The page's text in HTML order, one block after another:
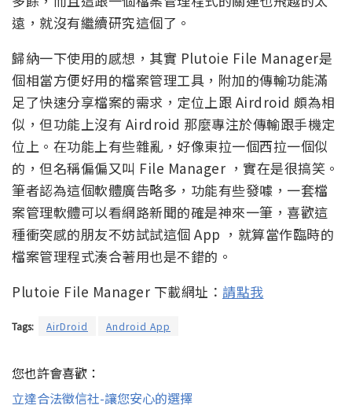
遠，就沒有繼續研究這個了。
歸納一下使用的感想，其實 Plutoie File Manager是
個相當方便好用的檔案管理工具，附加的傳輸功能滿
足了快速分享檔案的需求，定位上跟 Airdroid 頗為相
似，但功能上沒有 Airdroid 那麼專注於傳輸跟手機定
位上。在功能上有些雜亂，好像東拉一個西拉一個似
的，但名稱偏偏又叫 File Manager ，實在是很搞笑。
筆者認為這個軟體廣告略多，功能有些發噱，一套檔
案管理軟體可以看網路新聞的確是神來一筆，喜歡這
種衝突感的朋友不妨試試這個 App ，就算當作臨時的
檔案管理程式湊合著用也是不錯的。
Plutoie File Manager 下載網址： 請點我
Tags: AirDroid Android App
您也許會喜歡：
立達合法徵信社-讓您安心的選擇